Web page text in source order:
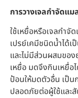
การวางเจลกำจัดแม
ใช้เหยื่อหรือเจลกำจั
เปรย์เคมีชนิดน้ำได้
และไม่มีส่วนผสมขอ
เหยื่อ มดจึงกินเหยื่อ
ป้อนให้มดตัวอื่น เป็น
ปลอดภัยต่อผู้ใช้และ